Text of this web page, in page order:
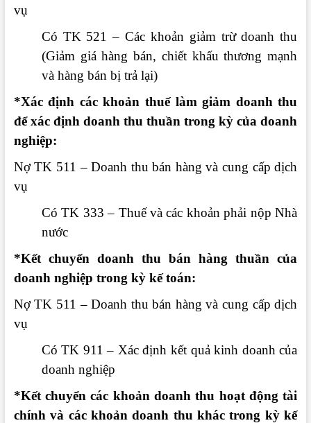
vụ
Có TK 521 – Các khoản giảm trừ doanh thu
(Giảm giá hàng bán, chiết khấu thương mạnh
và hàng bán bị trả lại)
*Xác định các khoản thuế làm giảm doanh thu
để xác định doanh thu thuần trong kỳ của doanh
nghiệp:
Nợ TK 511 – Doanh thu bán hàng và cung cấp dịch
vụ
Có TK 333 – Thuế và các khoản phải nộp Nhà
nước
*Kết chuyển doanh thu bán hàng thuần của
doanh nghiệp trong kỳ kế toán:
Nợ TK 511 – Doanh thu bán hàng và cung cấp dịch
vụ
Có TK 911 – Xác định kết quả kinh doanh của
doanh nghiệp
*Kết chuyển các khoản doanh thu hoạt động tài
chính và các khoản doanh thu khác trong kỳ kế